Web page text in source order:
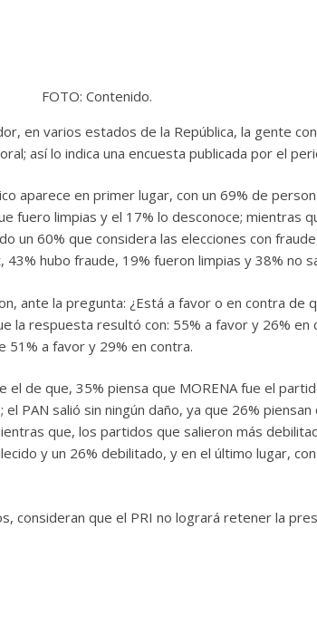
FOTO: Contenido.
en varios estados de la República, la gente
así lo indica una encuesta publicada por el
aparece en primer lugar, con un 69% de
fuero limpias y el 17% lo desconoce; mientras
un 60% que considera las elecciones con
hubo fraude, 19% fueron limpias y 38% no
ante la pregunta: ¿Está a favor o en contra de
la respuesta resultó con: 55% a favor y 26% en
51% a favor y 29% en contra.
de que, 35% piensa que MORENA fue el
PAN salió sin ningún daño, ya que 26% piensan
que, los partidos que salieron más
y un 26% debilitado, y en el último lugar,
consideran que el PRI no logrará retener la